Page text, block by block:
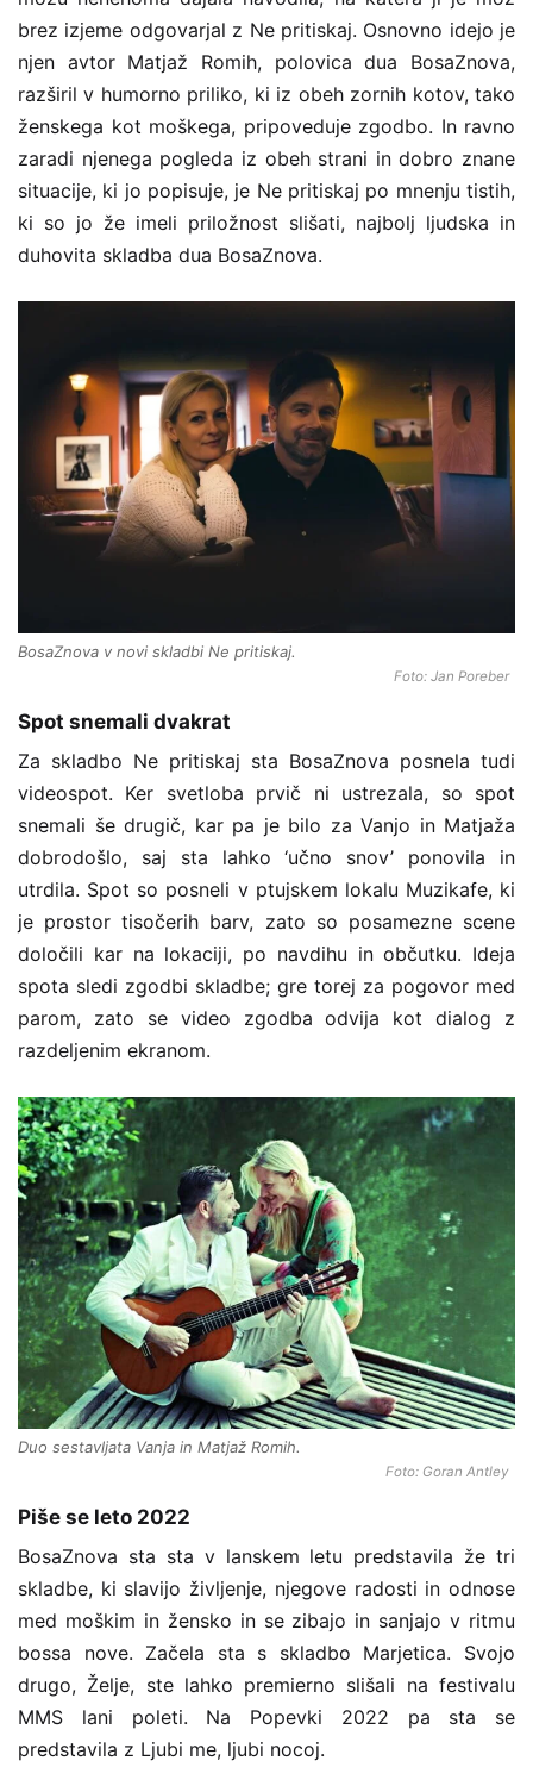
brez izjeme odgovarjal z Ne pritiskaj. Osnovno idejo je
njen avtor Matjaž Romih, polovica dua BosaZnova,
razširil v humorno priliko, ki iz obeh zornih kotov, tako
ženskega kot moškega, pripoveduje zgodbo. In ravno
zaradi njenega pogleda iz obeh strani in dobro znane
situacije, ki jo popisuje, je Ne pritiskaj po mnenju tistih,
ki so jo že imeli priložnost slišati, najbolj ljudska in
duhovita skladba dua BosaZnova.
BosaZnova v novi skladbi Ne pritiskaj.
Foto: Jan Poreber
Spot snemali dvakrat
Za skladbo Ne pritiskaj sta BosaZnova posnela tudi
videospot. Ker svetloba prvič ni ustrezala, so spot
snemali še drugič, kar pa je bilo za Vanjo in Matjaža
dobrodošlo, saj sta lahko ‘učno snov’ ponovila in
utrdila. Spot so posneli v ptujskem lokalu Muzikafe, ki
je prostor tisočerih barv, zato so posamezne scene
določili kar na lokaciji, po navdihu in občutku. Ideja
spota sledi zgodbi skladbe; gre torej za pogovor med
parom, zato se video zgodba odvija kot dialog z
razdeljenim ekranom.
Duo sestavljata Vanja in Matjaž Romih.
Foto: Goran Antley
Piše se leto 2022
BosaZnova sta sta v lanskem letu predstavila že tri
skladbe, ki slavijo življenje, njegove radosti in odnose
med moškim in žensko in se zibajo in sanjajo v ritmu
bossa nove. Začela sta s skladbo Marjetica. Svojo
drugo, Želje, ste lahko premierno slišali na festivalu
MMS lani poleti. Na Popevki 2022 pa sta se
predstavila z Ljubi me, ljubi nocoj.